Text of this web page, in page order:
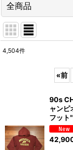
全商品
4,504件
«前
90s
ャンピ
フッ